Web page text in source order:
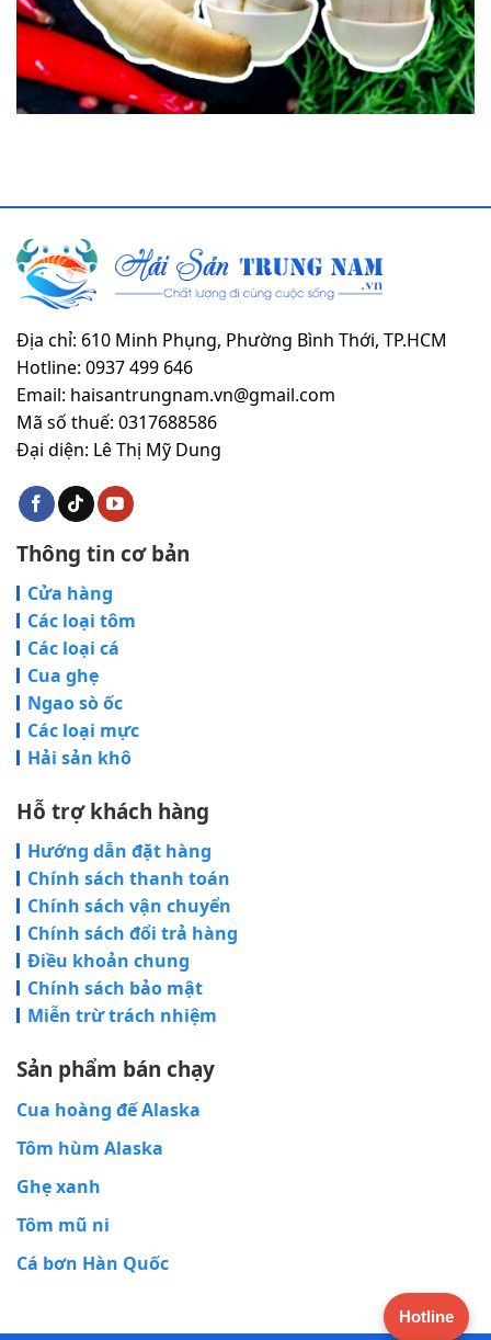
Địa chỉ: 610 Minh Phụng, Phường Bình Thới, TP.HCM
Hotline: 0937 499 646
Email: haisantrungnam.vn@gmail.com
Mã số thuế: 0317688586
Đại diện: Lê Thị Mỹ Dung
Thông tin cơ bản
Cửa hàng
Các loại tôm
Các loại cá
Cua ghẹ
Ngao sò ốc
Các loại mực
Hải sản khô
Hỗ trợ khách hàng
Hướng dẫn đặt hàng
Chính sách thanh toán
Chính sách vận chuyển
Chính sách đổi trả hàng
Điều khoản chung
Chính sách bảo mật
Miễn trừ trách nhiệm
Sản phẩm bán chạy
Cua hoàng đế Alaska
Tôm hùm Alaska
Ghẹ xanh
Tôm mũ ni
Cá bơn Hàn Quốc
Hotline